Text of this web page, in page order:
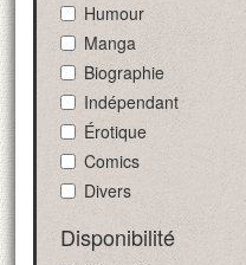
Humour
Manga
Biographie
Indépendant
Érotique
Comics
Divers
Disponibilité